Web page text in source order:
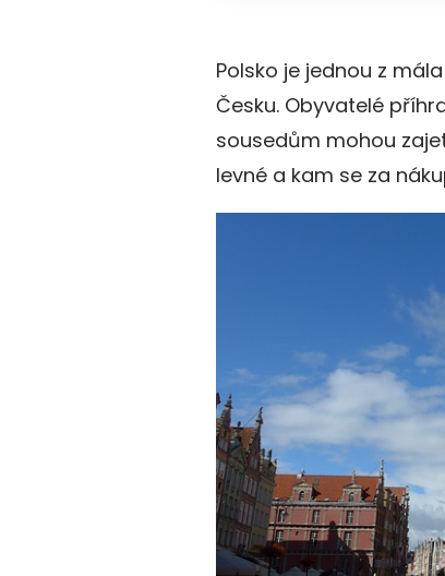
Polsko je jednou z
Česku. Obyvatelé
sousedům mohou
levné a kam se za